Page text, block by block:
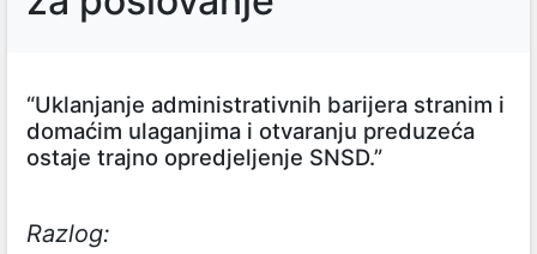
“Uklanjanje administrativnih barijera stranim i
domaćim ulaganjima i otvaranju preduzeća
ostaje trajno opredjeljenje SNSD.”
Razlog: